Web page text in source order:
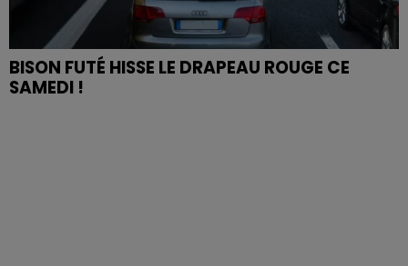
BISON FUTÉ HISSE LE DRAPEAU ROUGE CE
SAMEDI !